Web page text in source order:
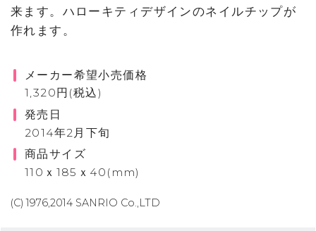
来ます。ハローキティデザインのネイルチップが
作れます。
メーカー希望小売価格
1,320円(税込)
発売日
2014年2月下旬
商品サイズ
110ｘ185ｘ40(mm)
(C) 1976,2014 SANRIO Co.,LTD